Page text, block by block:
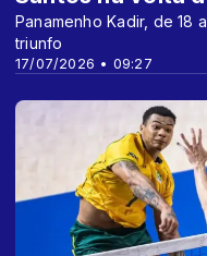
17/07/2026 • 09:27
Panamenho Kadir, de 18
triunfo